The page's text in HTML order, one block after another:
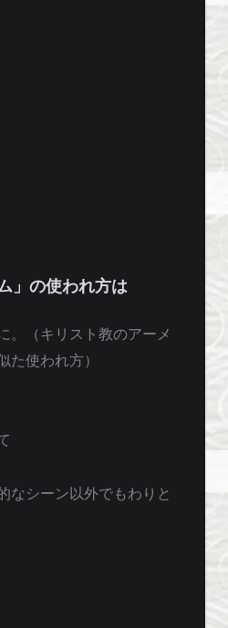
」の使われ方は
。（キリスト教のアーメ
た使われ方）
なシーン以外でもわりと